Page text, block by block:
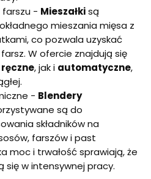
farszu - Mieszałkisą
mieszania mięsa z
co pozwala uzyskać
W ofercie znajdują się
ręczne, jak i automatyczne,
- Blendery
są do
składników na
farszów i past
moc i trwałość sprawiają, że
się w intensywnej pracy.